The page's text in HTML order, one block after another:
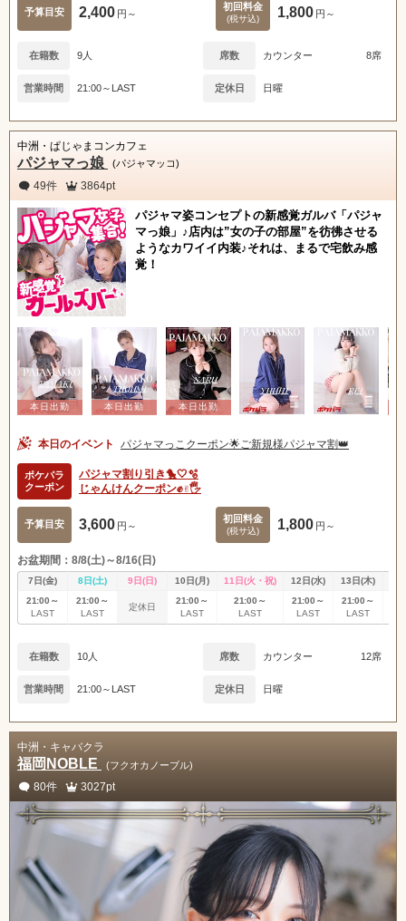
予算目安 2,400 円～
初回料金
(税サ込) 1,800 円～
在籍数 9人 席数 カウンター 8席
営業時間 21:00～LAST 定休日 日曜
中洲・ぱじゃまコンカフェ
パジャマっ娘 (パジャマッコ)
49件 3864pt
パジャマ姿コンセプトの新感覚ガルバ「パジャ
マっ娘」♪店内は”女の子の部屋”を彷彿させる
ようなカワイイ内装♪それは、まるで宅飲み感
覚！
本日のイベント パジャマっこクーポン🌟ご新規様パジャマ割👑
ポケパラ
クーポン
パジャマ割り引き🐤🤍🫧
じゃんけんクーポン✊✌🖐
予算目安 3,600 円～
初回料金
(税サ込) 1,800 円～
お盆期間：8/8(土)～8/16(日)
7日(金) 8日(土) 9日(日) 10日(月) 11日(火・祝) 12日(水) 13日(木)
21:00～
LAST
21:00～
LAST
定休日
21:00～
LAST
21:00～
LAST
21:00～
LAST
21:00～
LAST
在籍数 10人 席数 カウンター 12席
営業時間 21:00～LAST 定休日 日曜
中洲・キャバクラ
福岡NOBLE (フクオカノーブル)
80件 3027pt